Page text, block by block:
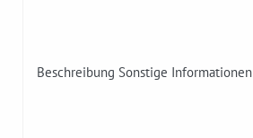
Beschreibung Sonstige Informationen